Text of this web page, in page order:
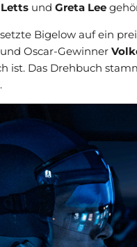
Letts und Greta Lee
Bigelow auf ein
und Oscar-Gewinner
ist. Das Drehbuch